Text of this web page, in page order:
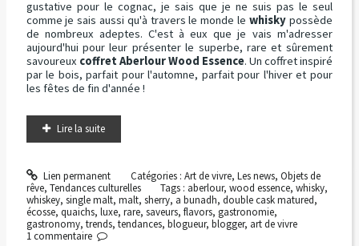
gustative pour le cognac, je sais que je ne suis pas le seul
comme je sais aussi qu'à travers le monde le whiskypossède
de nombreux adeptes. C'est à eux que je vais m'adresser
aujourd'hui pour leur présenter le superbe, rare et sûrement
savoureux coffret Aberlour Wood Essence. Un coffret inspiré
par le bois, parfait pour l'automne, parfait pour l'hiver et pour
les fêtes de fin d'année !
Lire la suite
Lien permanent Catégories : Art de vivre, Les news, Objets de
rêve, Tendances culturelles Tags : aberlour,wood essence,whisky,
whiskey, single malt, malt, sherry, a bunadh, double cask matured,
écosse, quaichs, luxe, rare, saveurs, flavors, gastronomie,
gastronomy, trends, tendances, blogueur, blogger, art de vivre
1 commentaire